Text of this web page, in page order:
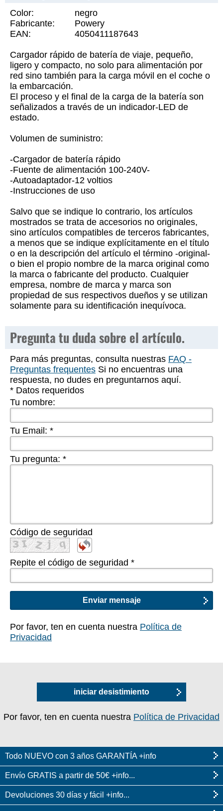
Color:
negro
Fabricante:
Powery
EAN:
4050411187643
Cargador rápido de batería de viaje, pequeño,
ligero y compacto, no solo para alimentación por
red sino también para la carga móvil en el coche o
la embarcación.
El proceso y el final de la carga de la batería son
señalizados a través de un indicador-LED de
estado.
Volumen de suministro:
-Cargador de batería rápido
-Fuente de alimentación 100-240V-
-Autoadaptador-12 voltios
-Instrucciones de uso
Salvo que se indique lo contrario, los artículos
mostrados se trata de accesorios no originales,
sino artículos compatibles de terceros fabricantes,
a menos que se indique explícitamente en el título
o en la descripción del artículo el término -original-
o bien el propio nombre de la marca original como
la marca o fabricante del producto. Cualquier
empresa, nombre de marca y marca son
propiedad de sus respectivos dueños y se utilizan
solamente para su identificación inequívoca.
Pregunta tu duda sobre el artículo.
Para más preguntas, consulta nuestras FAQ -
Preguntas frequentes Si no encuentras una
respuesta, no dudes en preguntarnos aquí.
* Datos requeridos
Tu nombre:
Tu Email: *
Tu pregunta: *
Código de seguridad
Repite el código de seguridad *
Por favor, ten en cuenta nuestra Política de
Privacidad
iniciar desistimiento
Por favor, ten en cuenta nuestra Política de Privacidad
Todo NUEVO con 3 años GARANTÍA +info
Envío GRATIS a partir de 50€ +info...
Devoluciones 30 días y fácil +info...